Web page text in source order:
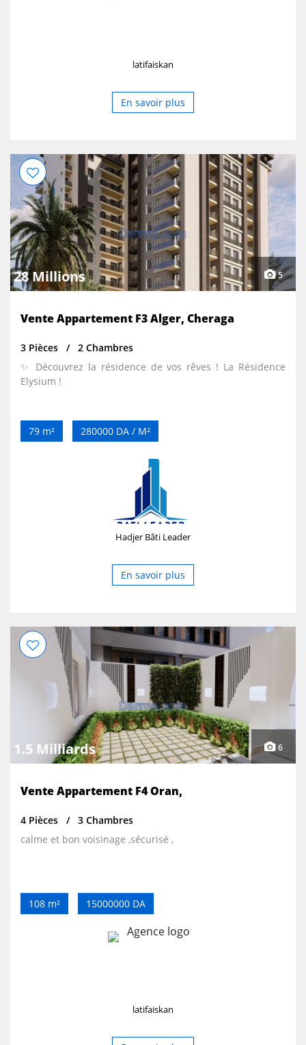
latifaiskan
En savoir plus
28 Millions 5
Vente Appartement F3 Alger, Cheraga
3 Pièces
2 Chambres
✨ Découvrez la résidence de vos rêves ! La Résidence
Elysium !
79 m² 280000 DA / M²
Hadjer Bâti Leader
En savoir plus
1.5 Milliards 6
Vente Appartement F4 Oran,
4 Pièces
3 Chambres
calme et bon voisinage ,sécurisé ,
108 m² 15000000 DA
latifaiskan